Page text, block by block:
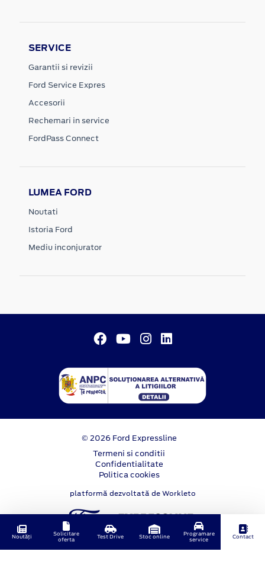
SERVICE
Garantii si revizii
Ford Service Expres
Accesorii
Rechemari in service
FordPass Connect
LUMEA FORD
Noutati
Istoria Ford
Mediu inconjurator
© 2026 Ford Expressline
Termeni si conditii
Confidentialitate
Politica cookies
platformă dezvoltată de Workleto
Noutăți
Solicitare
oferta
Test Drive Stoc online
Programare
service
Contact